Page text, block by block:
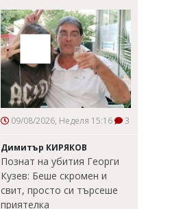
09/08/2026, Неделя 15:16 3
Димитър КИРЯКОВ
Познат на убития Георги
Кузев: Беше скромен и
свит, просто си търсеше
приятелка